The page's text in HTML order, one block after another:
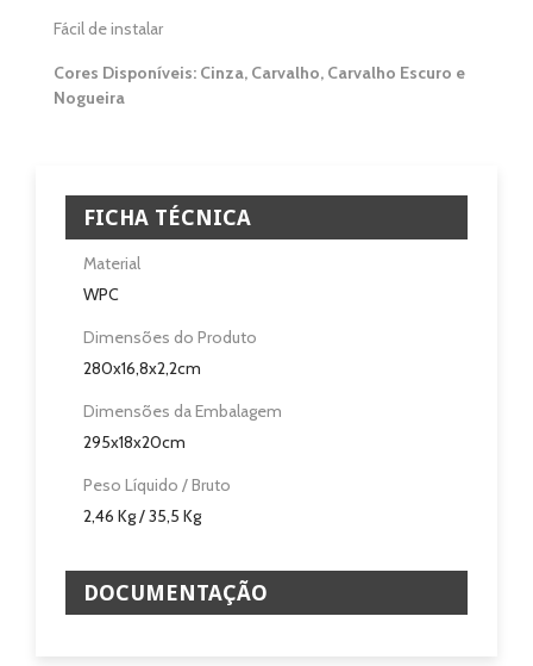
Pisos e Revestimentos
Revendedores
Contactos
Fácil de instalar
Cores Disponíveis: Cinza, Carvalho, Carvalho Escuro e
Nogueira
FICHA TÉCNICA
Material
WPC
Dimensões do Produto
280x16,8x2,2cm
Dimensões da Embalagem
295x18x20cm
Peso Líquido / Bruto
2,46 Kg / 35,5 Kg
DOCUMENTAÇÃO